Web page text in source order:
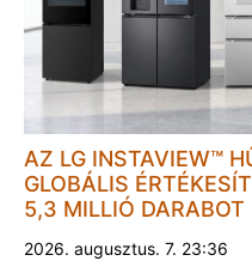
AZ LG INSTAVIEW™
GLOBÁLIS
5,3 MILLIÓ DARABOT
2026. augusztus. 7. 23:36